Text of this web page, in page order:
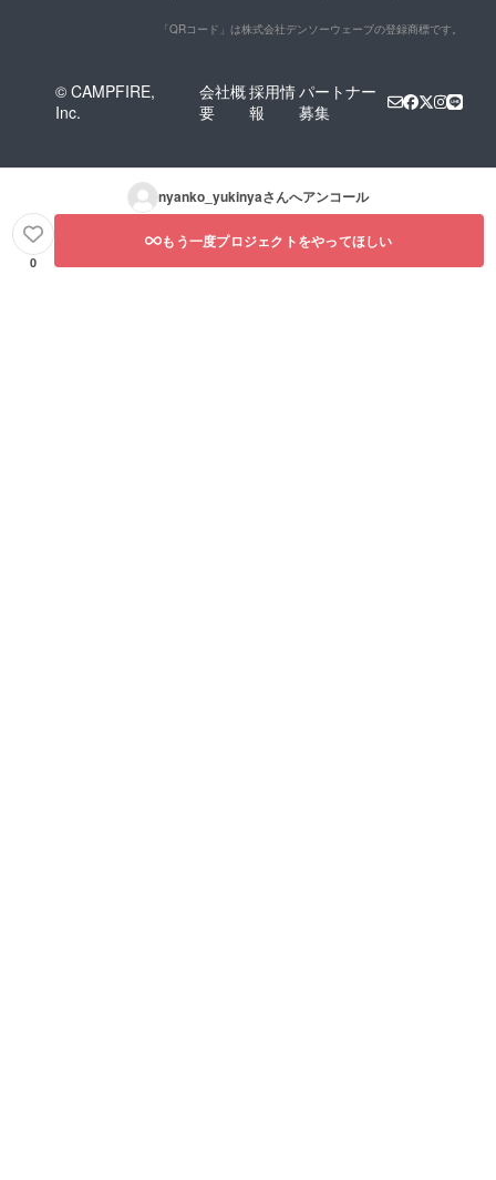
「QRコード」は株式会社デンソーウェーブの登録商標です。
© CAMPFIRE,
Inc.
会社概
要
採用情
報
パートナー
募集
nyanko_yukinyaさんへアンコール
0
もう一度プロジェクトをやってほしい